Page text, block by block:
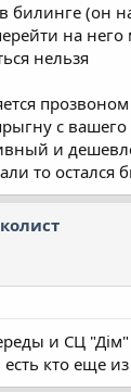
билинге (он
на
нельзя
с
и
то остался
и СЦ
кто еще